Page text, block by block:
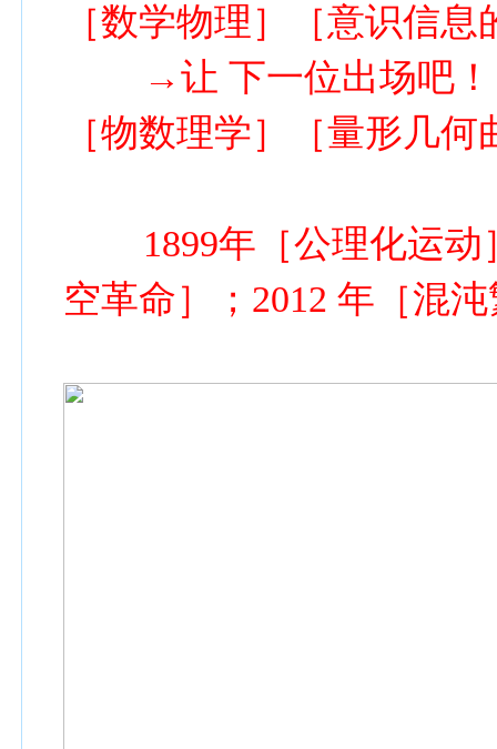
［数学物理］［意识信息
→让 下一位出场吧！
［物数理学］［量形几何
1899年［公理化运动
空革命］；2012 年［混